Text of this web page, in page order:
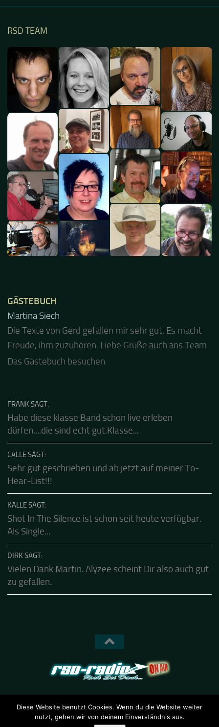
RSD TEAM
GÄSTEBUCH
Jacel
Guten Abend und auch von uns nochmals besten
Dank für die tolle Mucke zur Party! Der aktuelle Live
FRANK SAGT:
dürfen....die sind echt gut.Klasse...
CALLE SAGT:
Hear-List!!!
KALLE SAGT:
Als Single...
DIRK SAGT:
Diese Website benutzt Cookies. Wenn du die Website weiter
nutzt, gehen wir von deinem Einverständnis aus.